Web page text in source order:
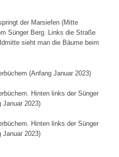
der Marsiefen (Mitte
Sünger Berg. Links die Straße
sieht man die Bäume beim
(Anfang Januar 2023)
Hinten links der Sünger
Januar 2023)
Hinten links der Sünger
Januar 2023)